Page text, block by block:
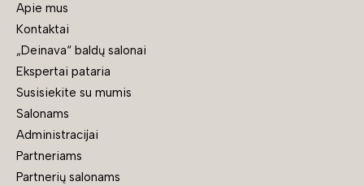
Apie mus
Kontaktai
„Deinava“ baldų salonai
Ekspertai pataria
Susisiekite su mumis
Salonams
Administracijai
Partneriams
Partnerių salonams